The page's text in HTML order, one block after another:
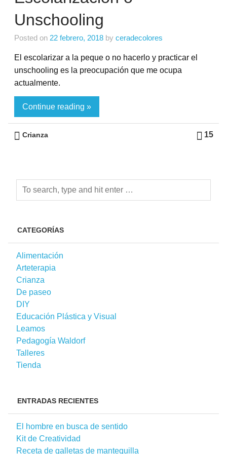
Unschooling
Posted on 22 febrero, 2018 by ceradecolores
El escolarizar a la peque o no hacerlo y practicar el
unschooling es la preocupación que me ocupa
actualmente.
Continue reading »
15
Crianza
CATEGORÍAS
Alimentación
Arteterapia
Crianza
De paseo
DIY
Educación Plástica y Visual
Leamos
Pedagogía Waldorf
Talleres
Tienda
ENTRADAS RECIENTES
El hombre en busca de sentido
Kit de Creatividad
Receta de galletas de mantequilla